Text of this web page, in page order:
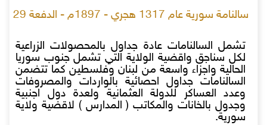
سالنامة سورية عام 1317 هجري - 1897م - الدفعة 29
تشمل السالنامات عادة جداول بالمحصولات الزراعية
لكل سناجق واقضية الولاية التي تشمل جنوب سوريا
الحالية واجزاء واسعة من لبنان وفلسطين كما تتضمن
السالنامات جداول احصائية بالواردات والمصروفات
وعدد العساكر للدولة العثمانية ولعدة دول اجنبية
وجدول بالخانات والمكاتب ( المدارس ) لاقضية ولاية
سورية.